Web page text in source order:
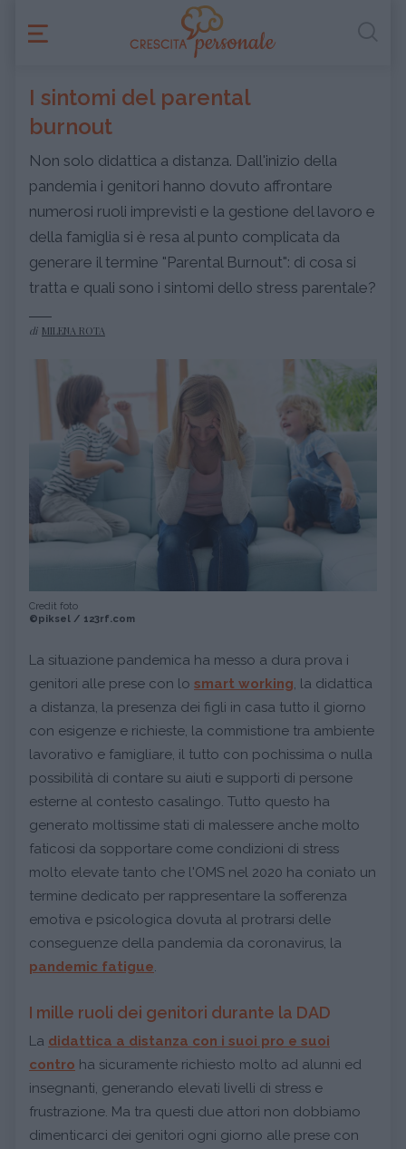
I sintomi del parental
burnout
Non solo didattica a distanza. Dall'inizio della
pandemia i genitori hanno dovuto affrontare
numerosi ruoli imprevisti e la gestione del lavoro e
della famiglia si è resa al punto complicata da
generare il termine "Parental Burnout": di cosa si
tratta e quali sono i sintomi dello stress parentale?
di MILENA ROTA
Credit foto
©piksel / 123rf.com
La situazione pandemica ha messo a dura prova i
genitori alle prese con lo smart working, la didattica
a distanza, la presenza dei figli in casa tutto il giorno
con esigenze e richieste, la commistione tra ambiente
lavorativo e famigliare, il tutto con pochissima o nulla
possibilità di contare su aiuti e supporti di persone
esterne al contesto casalingo. Tutto questo ha
generato moltissime stati di malessere anche molto
faticosi da sopportare come condizioni di stress
molto elevate tanto che l'OMS nel 2020 ha coniato un
termine dedicato per rappresentare la sofferenza
emotiva e psicologica dovuta al protrarsi delle
conseguenze della pandemia da coronavirus, la
pandemic fatigue.
I mille ruoli dei genitori durante la DAD
La didattica a distanza con i suoi pro e suoi
contro ha sicuramente richiesto molto ad alunni ed
insegnanti, generando elevati livelli di stress e
frustrazione. Ma tra questi due attori non dobbiamo
dimenticarci dei genitori ogni giorno alle prese con